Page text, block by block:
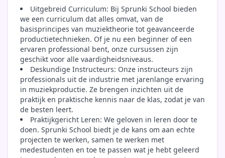
Uitgebreid Curriculum: Bij Sprunki School bieden
we een curriculum dat alles omvat, van de
basisprincipes van muziektheorie tot geavanceerde
productietechnieken. Of je nu een beginner of een
ervaren professional bent, onze cursussen zijn
geschikt voor alle vaardigheidsniveaus.
Deskundige Instructeurs: Onze instructeurs zijn
professionals uit de industrie met jarenlange ervaring
in muziekproductie. Ze brengen inzichten uit de
praktijk en praktische kennis naar de klas, zodat je van
de besten leert.
Praktijkgericht Leren: We geloven in leren door te
doen. Sprunki School biedt je de kans om aan echte
projecten te werken, samen te werken met
medestudenten en toe te passen wat je hebt geleerd